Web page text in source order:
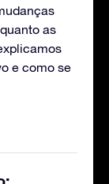
as
e como se